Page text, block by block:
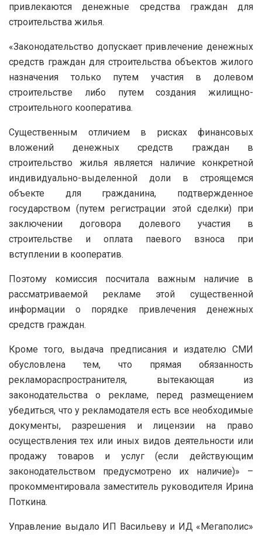
привлекаются денежные средства граждан для
строительства жилья.
«Законодательство допускает привлечение денежных
средств граждан для строительства объектов жилого
назначения только путем участия в долевом
строительстве либо путем создания жилищно-
строительного кооператива.
Существенным отличием в рисках финансовых
вложений денежных средств граждан в
строительство жилья является наличие конкретной
индивидуально-выделенной доли в строящемся
объекте для гражданина, подтвержденное
государством (путем регистрации этой сделки) при
заключении договора долевого участия в
строительстве и оплата паевого взноса при
вступлении в кооператив.
Поэтому комиссия посчитала важным наличие в
рассматриваемой рекламе этой существенной
информации о порядке привлечения денежных
средств граждан.
Кроме того, выдача предписания и издателю СМИ
обусловлена тем, что прямая обязанность
рекламораспространителя, вытекающая из
законодательства о рекламе, перед размещением
убедиться, что у рекламодателя есть все необходимые
документы, разрешения и лицензии на право
осуществления тех или иных видов деятельности или
продажу товаров и услуг (если действующим
законодательством предусмотрено их наличие)» –
прокомментировала заместитель руководителя Ирина
Поткина.
Управление выдало ИП Васильеву и ИД «Мегаполис»